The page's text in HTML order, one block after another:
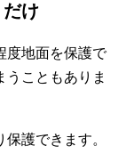
け
度地面を保護で
うこともありま
護できます。